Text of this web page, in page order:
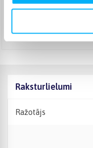
Augusts 12d. - Augusts
Augusts 13d. - Augusts
Raksturlielumi
Ražotājs